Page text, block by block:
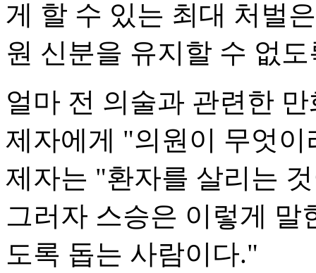
게 할 수 있는 최대 처벌
원 신분을 유지할 수 없
얼마 전 의술과 관련한
제자에게 "의원이 무엇
제자는 "환자를 살리는
그러자 스승은 이렇게 말
도록 돕는 사람이다."